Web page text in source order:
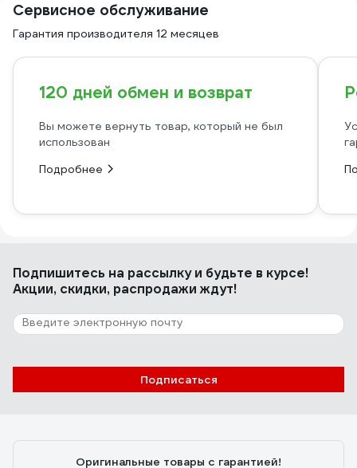
Сервисное обслуживание
Гарантия производителя 12 месяцев
120 дней обмен и возврат
Вы можете вернуть товар, который не был
использован
Подробнее
Подпишитесь на рассылкуи будьте в курсе!
Акции, скидки, распродажи ждут!
Подписаться
Оригинальные товары с гарантией!